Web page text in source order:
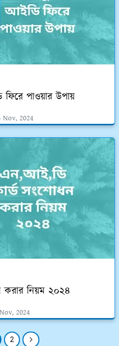
পাওয়ার উপায়
Nov, 2024
নিয়ম ২০২৪
2024
2